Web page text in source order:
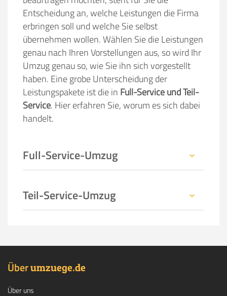
Entscheidung an, welche Leistungen die Firma
erbringen soll und welche Sie selbst
übernehmen wollen. Wählen Sie die Leistungen
genau nach Ihren Vorstellungen aus, so wird Ihr
Umzug genau so, wie Sie ihn sich vorgestellt
haben. Eine grobe Unterscheidung der
Leistungspakete ist die in Full-Service und Teil-
Service. Hier erfahren Sie, worum es sich dabei
handelt.
Full-Service-Umzug
Teil-Service-Umzug
Überumzuege.de
Über uns